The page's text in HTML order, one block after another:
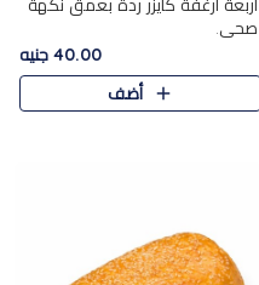
أربعة أرغفة كايزر ردة بعمق نكهة
صحي.
40.00 جنيه
أضف